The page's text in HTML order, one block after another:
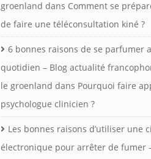
groenland dans Comment se
de faire une téléconsultation kiné ?
6 bonnes raisons de se parfumer
quotidien – Blog actualité
le groenland dans Pourquoi faire
psychologue clinicien ?
Les bonnes raisons d’utiliser une
électronique pour arrêter de fumer